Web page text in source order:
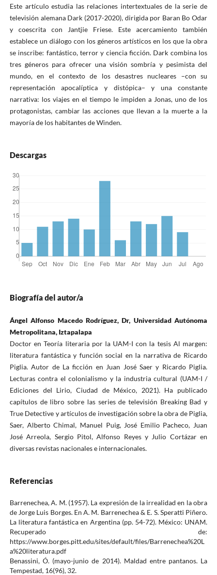
Este artículo estudia las relaciones intertextuales de la serie de
televisión alemana Dark (2017-2020), dirigida por Baran Bo Odar
y coescrita con Jantjie Friese. Este acercamiento también
establece un diálogo con los géneros artísticos en los que la obra
se inscribe: fantástico, terror y ciencia ficción. Dark combina los
tres géneros para ofrecer una visión sombría y pesimista del
mundo, en el contexto de los desastres nucleares –con su
representación apocalíptica y distópica– y una constante
narrativa: los viajes en el tiempo le impiden a Jonas, uno de los
protagonistas, cambiar las acciones que llevan a la muerte a la
mayoría de los habitantes de Winden.
Descargas
Biografía del autor/a
Ángel Alfonso Macedo Rodríguez, Dr, Universidad Autónoma
Metropolitana, Iztapalapa
Doctor en Teoría literaria por la UAM-I con la tesis Al margen:
literatura fantástica y función social en la narrativa de Ricardo
Piglia. Autor de La ficción en Juan José Saer y Ricardo Piglia.
Lecturas contra el colonialismo y la industria cultural (UAM-I /
Ediciones del Lirio, Ciudad de México, 2021). Ha publicado
capítulos de libro sobre las series de televisión Breaking Bad y
True Detective y artículos de investigación sobre la obra de Piglia,
Saer, Alberto Chimal, Manuel Puig, José Emilio Pacheco, Juan
José Arreola, Sergio Pitol, Alfonso Reyes y Julio Cortázar en
diversas revistas nacionales e internacionales.
Referencias
Barrenechea, A. M. (1957). La expresión de la irrealidad en la obra
de Jorge Luis Borges. En A. M. Barrenechea & E. S. Speratti Piñero.
La literatura fantástica en Argentina (pp. 54-72). México: UNAM.
Recuperado de:
https://www.borges.pitt.edu/sites/default/files/Barrenechea%20L
a%20literatura.pdf
Benassini, Ó. (mayo-junio de 2014). Maldad entre pantanos. La
Tempestad, 16(96), 32.